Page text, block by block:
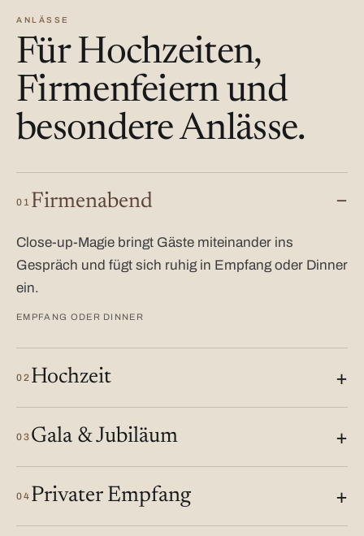
ANLÄSSE
Für Hochzeiten,
Firmenfeiern und
besondere Anlässe.
01 Firmenabend
Close-up-Magie bringt Gäste miteinander ins
Gespräch und fügt sich ruhig in Empfang oder Dinner
ein.
EMPFANG ODER DINNER
02 Hochzeit
03 Gala & Jubiläum
04 Privater Empfang